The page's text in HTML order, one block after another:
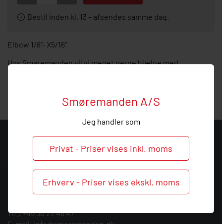
Smøremanden A/S
Jeg handler som
Privat - Priser vises inkl. moms
Erhverv - Priser vises ekskl. moms
Bestil inden kl. 13 – afsendes samme dag.
Elbow 1/8"- X5/16"
Hos Smøremanden vil vi meget gerne hjælpe med
KONTAKT
Smøremanden A/S
CVR: 39683717
Søndergården 3
9640 Farsø
Tlf.:+45 30 27 46 47